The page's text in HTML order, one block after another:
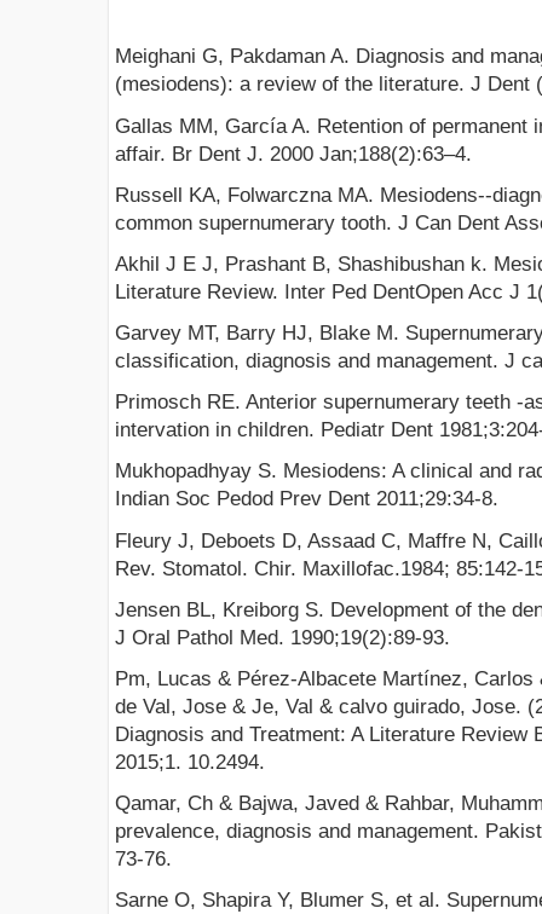
Meighani G, Pakdaman A. Diagnosis and
(mesiodens): a review of the literature. J Dent
Gallas MM, García A. Retention of permanent
affair. Br Dent J. 2000 Jan;188(2):63–4.
Russell KA, Folwarczna MA. Mesiodens--
common supernumerary tooth. J Can Dent
Akhil J E J, Prashant B, Shashibushan k.
Literature Review. Inter Ped DentOpen Acc J
Garvey MT, Barry HJ, Blake M.
classification, diagnosis and management. J
Primosch RE. Anterior supernumerary teeth -
intervation in children. Pediatr Dent
Mukhopadhyay S. Mesiodens: A clinical and
Indian Soc Pedod Prev Dent 2011;29:34-8.
Fleury J, Deboets D, Assaad C, Maffre N,
Rev. Stomatol. Chir. Maxillofac.1984; 85:142-
Jensen BL, Kreiborg S. Development of the
J Oral Pathol Med. 1990;19(2):89-93.
Pm, Lucas & Pérez-Albacete Martínez,
de Val, Jose & Je, Val & calvo guirado, Jose.
Diagnosis and Treatment: A Literature
2015;1. 10.2494.
Qamar, Ch & Bajwa, Javed & Rahbar,
prevalence, diagnosis and management.
73-76.
Sarne O, Shapira Y, Blumer S, et al.